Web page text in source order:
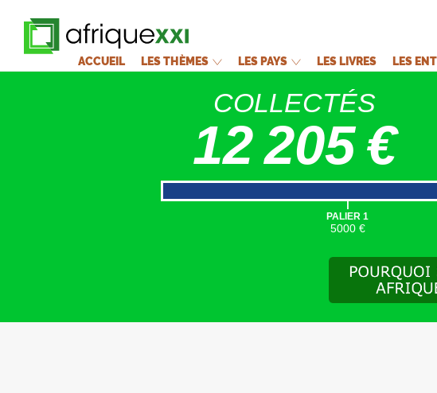
ACCUEIL LES THÈMES LES PAYS LES LIVRES LES
COLLECTÉS
12 205 €
|
PALIER 1
5000 €